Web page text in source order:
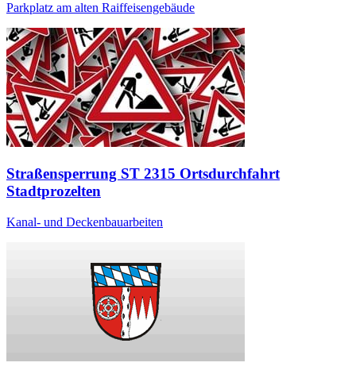
Parkplatz am alten Raiffeisengebäude
Straßensperrung ST 2315 Ortsdurchfahrt
Stadtprozelten
Kanal- und Deckenbauarbeiten